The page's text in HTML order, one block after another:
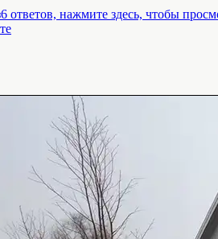
ответов, нажмите здесь, чтобы